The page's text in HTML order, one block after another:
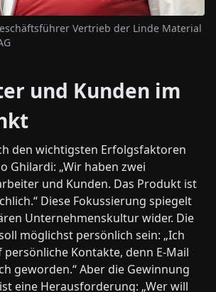
Vertrieb der Linde Material
und Kunden im
den wichtigsten Erfolgsfaktoren
Ghilardi: „Wir haben zwei
und Kunden. Das Produkt ist
Diese Fokussierung spiegelt
Unternehmenskultur wider. Die
möglichst persönlich sein: „Ich
persönliche Kontakte, denn E-Mail
geworden.“ Aber die Gewinnung
eine Herausforderung: „Wer will